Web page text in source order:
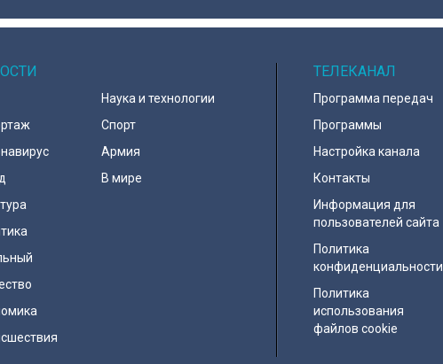
Наука и технологии
Спорт
Армия
В мире
ТЕЛЕКАНАЛ
Программа передач
Программы
Настройка канала
Контакты
Информация для
пользователей сайта
Политика
конфиденциальности
Политика
использования
файлов cookie